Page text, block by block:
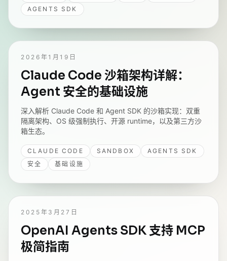
AGENTS SDK
2026年1月19日
Claude Code 沙箱架构详解：
Agent 安全的基础设施
深入解析 Claude Code 和 Agent SDK 的沙箱实现：双重
隔离架构、OS 级强制执行、开源 runtime，以及第三方沙
箱生态。
CLAUDE CODE SANDBOX
AGENTS SDK
安全
基础设施
2025年3月27日
OpenAI Agents SDK 支持 MCP
极简指南